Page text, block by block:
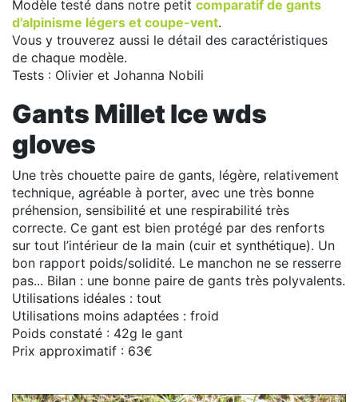
Modèle testé dans notre petit comparatif de gants
d'alpinisme légers et coupe-vent.
Vous y trouverez aussi le détail des caractéristiques
de chaque modèle.
Tests : Olivier et Johanna Nobili
Gants Millet Ice wds
gloves
Une très chouette paire de gants, légère, relativement
technique, agréable à porter, avec une très bonne
préhension, sensibilité et une respirabilité très
correcte. Ce gant est bien protégé par des renforts
sur tout l’intérieur de la main (cuir et synthétique). Un
bon rapport poids/solidité. Le manchon ne se resserre
pas... Bilan : une bonne paire de gants très polyvalents.
Utilisations idéales : tout
Utilisations moins adaptées : froid
Poids constaté : 42g le gant
Prix approximatif : 63€